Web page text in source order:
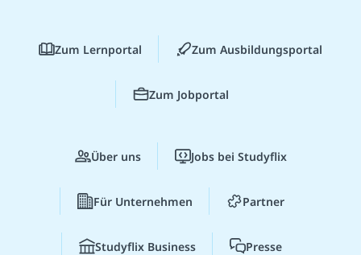
Zum Lernportal Zum Ausbildungsportal
Zum Jobportal
Über uns Jobs bei Studyflix
Für Unternehmen Partner
Studyflix Business Presse